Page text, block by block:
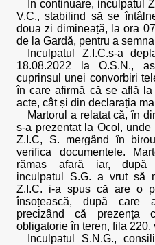
În continuare, inculpatul
V.C., stabilind să se
doua zi dimineață, la ora
de la Gardă, pentru a
Inculpatul Z.I.C.s-a
18.08.2022 la O.S.N.,
cuprinsul unei convorbiri
în care afirmă că se află
acte, cât și din declarația
Martorul a relatat că, în
s-a prezentat la Ocol,
Z.I.C, S. mergând în
verifica documentele.
rămas afară iar, după
inculpatul S.G. a vrut să
Z.I.C. i-a spus că are o
însoțească, după care
precizând că prezența
obligatorie în teren, fila 220,
Inculpatul S.N.G.,